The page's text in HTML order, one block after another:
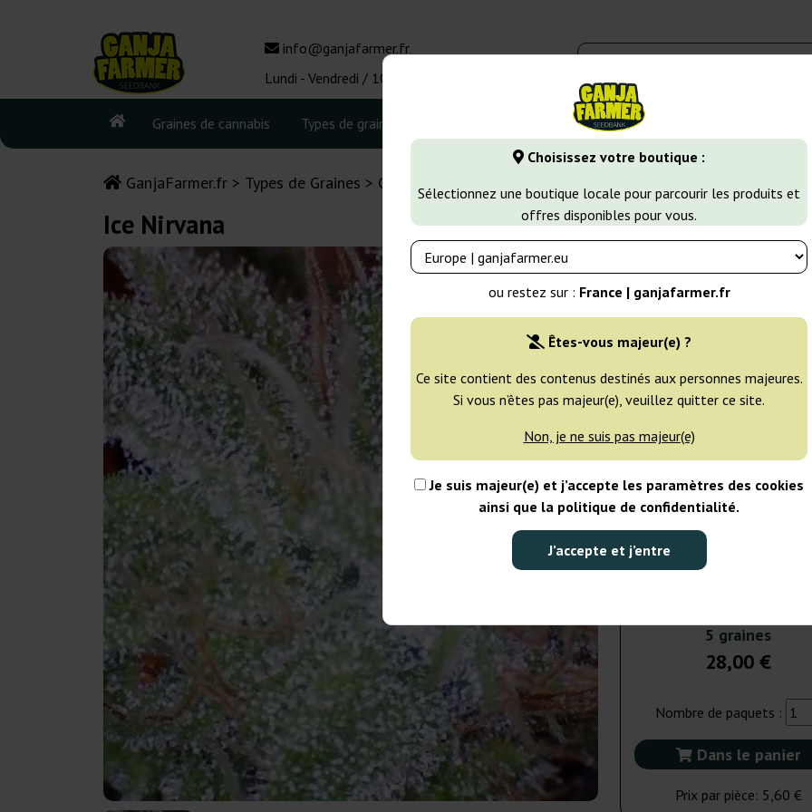
Choisissez votre boutique :
Sélectionnez une boutique locale pour parcourir les produits et
offres disponibles pour vous.
ou restez sur : France | ganjafarmer.fr
Êtes-vous majeur(e) ?
Ce site contient des contenus destinés aux personnes majeures.
Si vous n’êtes pas majeur(e), veuillez quitter ce site.
Non, je ne suis pas majeur(e)
Je suis majeur(e) et j’accepte les paramètres des cookies
ainsi que la politique de confidentialité.
J’accepte et j’entre
info@ganjafarmer.fr
Lundi - Vendredi / 10:00 - 16:00
Graines de cannabis Types de graines Variétés de cannabis
GanjaFarmer.fr Types de Graines Graines de Cannabis Indica
Ice Nirvana
Nirvana
3 graines
EXPÉD. 3-7 JOURS
5 graines
EXPÉD. 24H
10 graines
NON DISPONIBLE
5 graines
28,00 €
Nombre de paquets :
Dans le panier
Prix par pièce: 5,60 €